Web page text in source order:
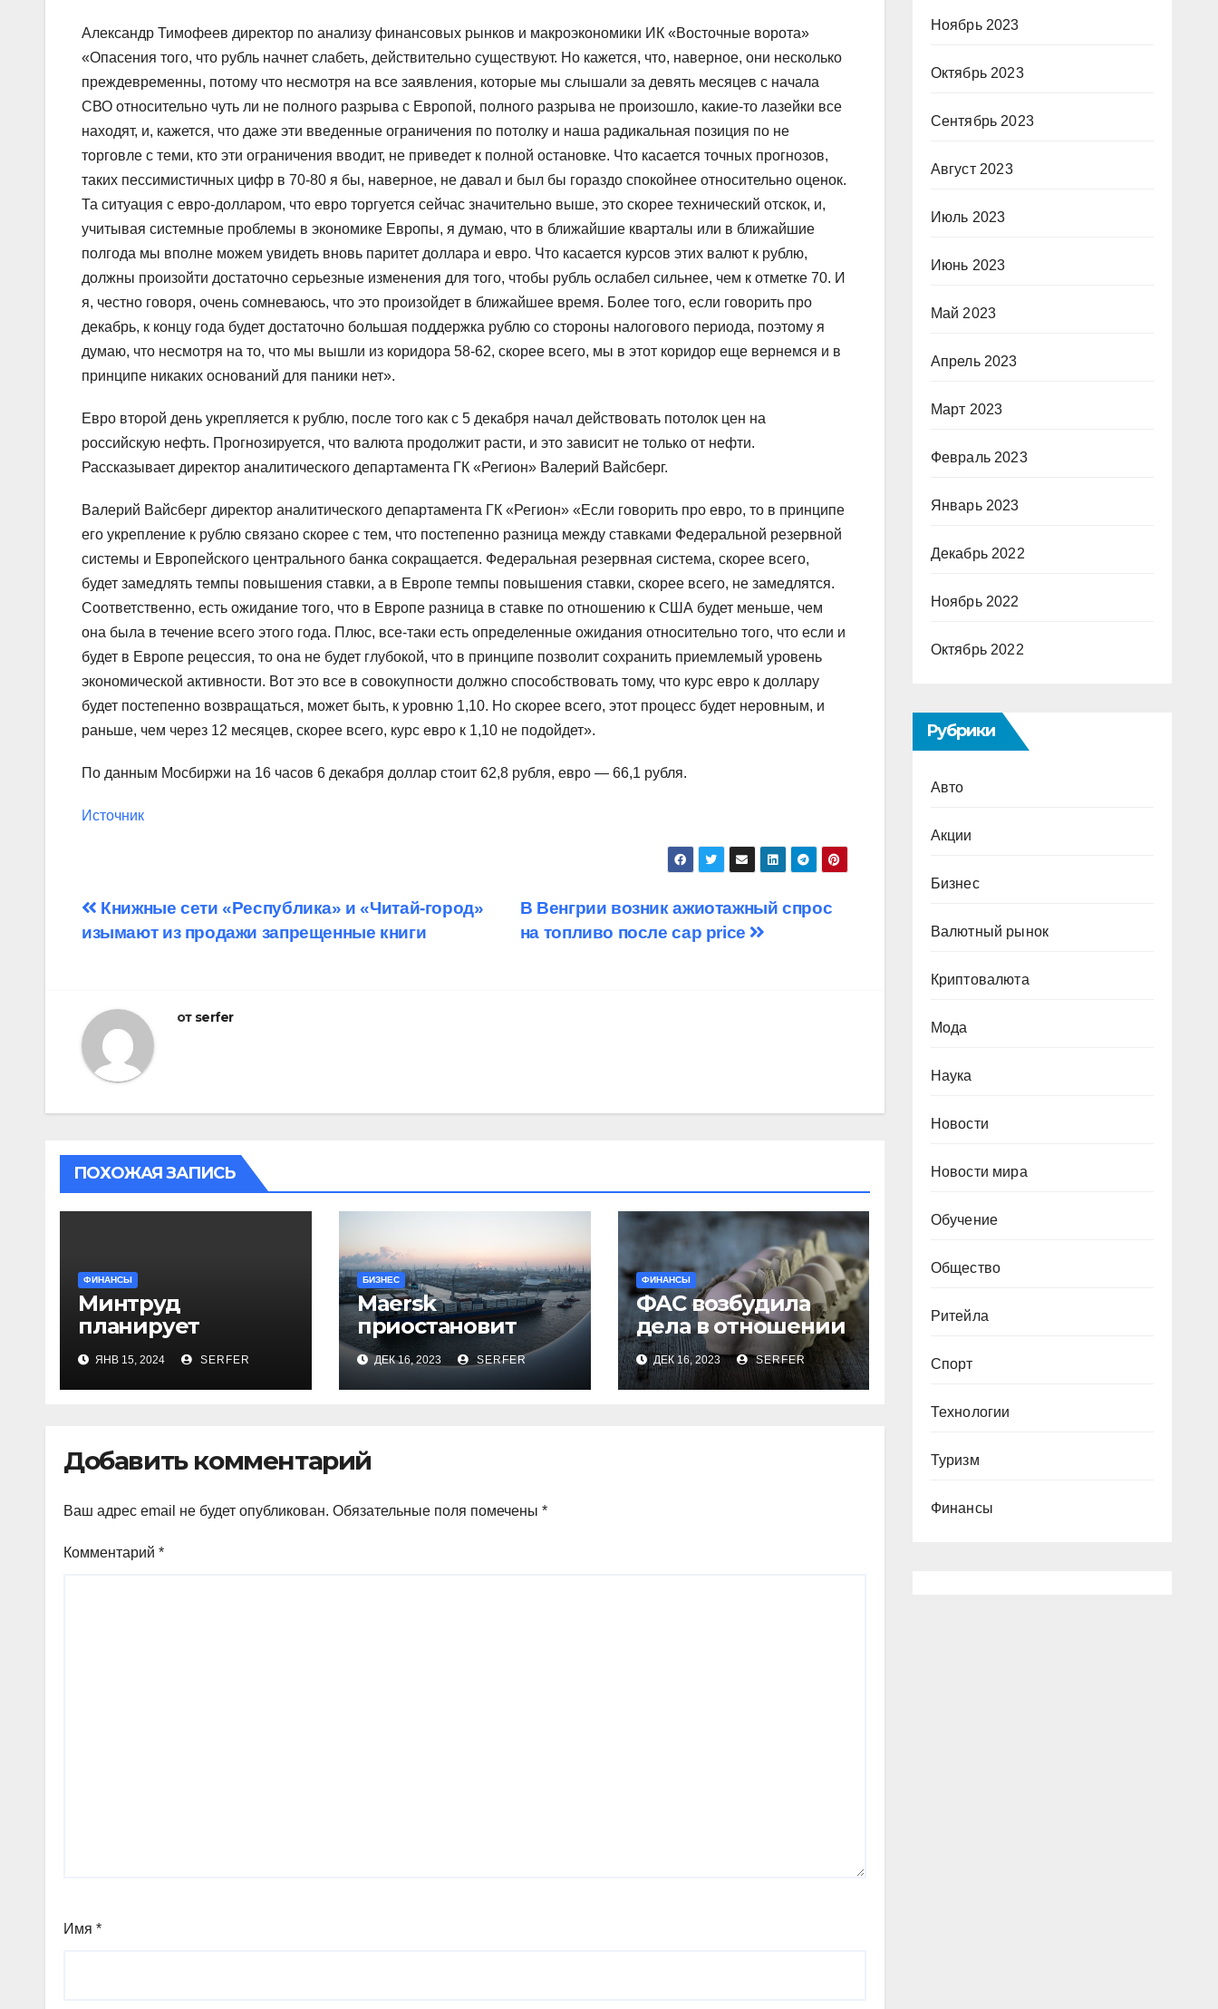
Александр Тимофеев директор по анализу финансовых рынков и макроэкономики ИК «Восточные ворота»
«Опасения того, что рубль начнет слабеть, действительно существуют. Но кажется, что, наверное, они несколько
преждевременны, потому что несмотря на все заявления, которые мы слышали за девять месяцев с начала
СВО относительно чуть ли не полного разрыва с Европой, полного разрыва не произошло, какие-то лазейки все
находят, и, кажется, что даже эти введенные ограничения по потолку и наша радикальная позиция по не
торговле с теми, кто эти ограничения вводит, не приведет к полной остановке. Что касается точных прогнозов,
таких пессимистичных цифр в 70-80 я бы, наверное, не давал и был бы гораздо спокойнее относительно оценок.
Та ситуация с евро-долларом, что евро торгуется сейчас значительно выше, это скорее технический отскок, и,
учитывая системные проблемы в экономике Европы, я думаю, что в ближайшие кварталы или в ближайшие
полгода мы вполне можем увидеть вновь паритет доллара и евро. Что касается курсов этих валют к рублю,
должны произойти достаточно серьезные изменения для того, чтобы рубль ослабел сильнее, чем к отметке 70. И
я, честно говоря, очень сомневаюсь, что это произойдет в ближайшее время. Более того, если говорить про
декабрь, к концу года будет достаточно большая поддержка рублю со стороны налогового периода, поэтому я
думаю, что несмотря на то, что мы вышли из коридора 58-62, скорее всего, мы в этот коридор еще вернемся и в
принципе никаких оснований для паники нет».
Евро второй день укрепляется к рублю, после того как с 5 декабря начал действовать потолок цен на
российскую нефть. Прогнозируется, что валюта продолжит расти, и это зависит не только от нефти.
Рассказывает директор аналитического департамента ГК «Регион» Валерий Вайсберг.
Валерий Вайсберг директор аналитического департамента ГК «Регион» «Если говорить про евро, то в принципе
его укрепление к рублю связано скорее с тем, что постепенно разница между ставками Федеральной резервной
системы и Европейского центрального банка сокращается. Федеральная резервная система, скорее всего,
будет замедлять темпы повышения ставки, а в Европе темпы повышения ставки, скорее всего, не замедлятся.
Соответственно, есть ожидание того, что в Европе разница в ставке по отношению к США будет меньше, чем
она была в течение всего этого года. Плюс, все-таки есть определенные ожидания относительно того, что если и
будет в Европе рецессия, то она не будет глубокой, что в принципе позволит сохранить приемлемый уровень
экономической активности. Вот это все в совокупности должно способствовать тому, что курс евро к доллару
будет постепенно возвращаться, может быть, к уровню 1,10. Но скорее всего, этот процесс будет неровным, и
раньше, чем через 12 месяцев, скорее всего, курс евро к 1,10 не подойдет».
По данным Мосбиржи на 16 часов 6 декабря доллар стоит 62,8 рубля, евро — 66,1 рубля.
Источник
Навигация
В Венгрии возник ажиотажный спрос
на топливо после cap price
Книжные сети «Республика» и «Читай-город»
изымают из продажи запрещенные книги
от serfer
ПОХОЖАЯ ЗАПИСЬ
ФИНАНСЫ
Минтруд
планирует
проиндексировать
на 7,4% более 40
выплат и
ЯНВ 15, 2024 SERFER
БИЗНЕС
Maersk
приостановит
перевозки по
Красному морю
после атак хуситов
ДЕК 16, 2023 SERFER
ФИНАНСЫ
ФАС возбудила
дела в отношении
ряда
региональных
производителей
ДЕК 16, 2023 SERFER
Добавить комментарий
Ваш адрес email не будет опубликован. Обязательные поля помечены *
Комментарий *
Имя *
Ноябрь 2023
Октябрь 2023
Сентябрь 2023
Август 2023
Июль 2023
Июнь 2023
Май 2023
Апрель 2023
Март 2023
Февраль 2023
Январь 2023
Декабрь 2022
Ноябрь 2022
Октябрь 2022
Рубрики
Авто
Акции
Бизнес
Валютный рынок
Криптовалюта
Мода
Наука
Новости
Новости мира
Обучение
Общество
Ритейла
Спорт
Технологии
Туризм
Финансы